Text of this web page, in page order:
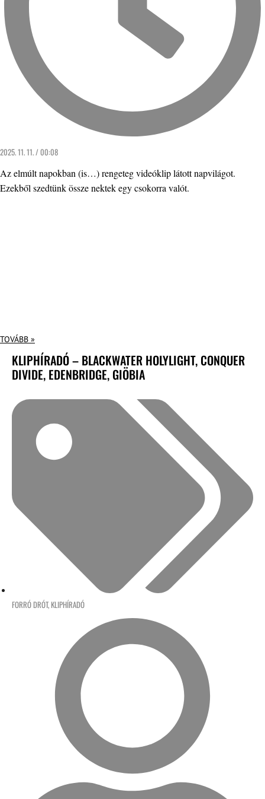
2025. 11. 11. / 00:08
Az elmúlt napokban (is…) rengeteg videóklip látott napvilágot.
Ezekből szedtünk össze nektek egy csokorra valót.
TOVÁBB »
KLIPHÍRADÓ – BLACKWATER HOLYLIGHT, CONQUER
DIVIDE, EDENBRIDGE, GIÖBIA
FORRÓ DRÓT, KLIPHÍRADÓ